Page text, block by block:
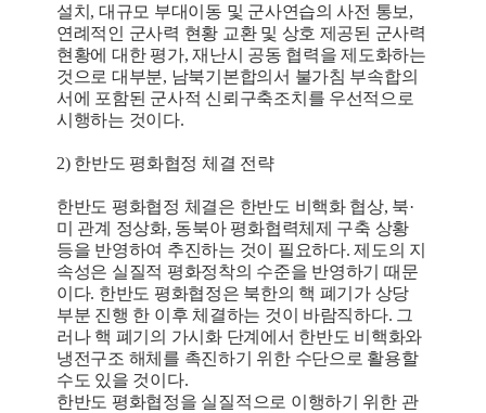
설치, 대규모 부대이동 및 군사연습의 사전 통보,
연례적인 군사력 현황 교환 및 상호 제공된 군사력
현황에 대한 평가, 재난시 공동 협력을 제도화하는
것으로 대부분, 남북기본합의서 불가침 부속합의
서에 포함된 군사적 신뢰구축조치를 우선적으로
시행하는 것이다.
2) 한반도 평화협정 체결 전략
한반도 평화협정 체결은 한반도 비핵화 협상, 북·
미 관계 정상화, 동북아 평화협력체제 구축 상황
등을 반영하여 추진하는 것이 필요하다. 제도의 지
속성은 실질적 평화정착의 수준을 반영하기 때문
이다. 한반도 평화협정은 북한의 핵 폐기가 상당
부분 진행 한 이후 체결하는 것이 바람직하다. 그
러나 핵 폐기의 가시화 단계에서 한반도 비핵화와
냉전구조 해체를 촉진하기 위한 수단으로 활용할
수도 있을 것이다.
한반도 평화협정을 실질적으로 이행하기 위한 관